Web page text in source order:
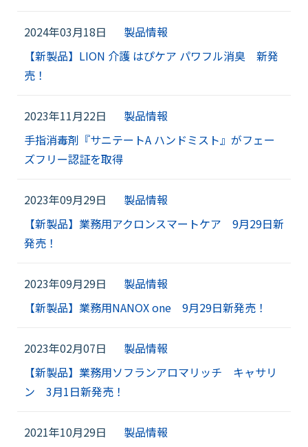
オンラインストア
2024年03月18日
製品情報
【新製品】LION 介護 はぴケア パワフル消臭 新発
売！
2023年11月22日
製品情報
手指消毒剤『サニテートA ハンドミスト』がフェー
ズフリー認証を取得
2023年09月29日
製品情報
【新製品】業務用アクロンスマートケア 9月29日新
発売！
2023年09月29日
製品情報
【新製品】業務用NANOX one 9月29日新発売！
2023年02月07日
製品情報
【新製品】業務用ソフランアロマリッチ キャサリ
ン 3月1日新発売！
2021年10月29日
製品情報